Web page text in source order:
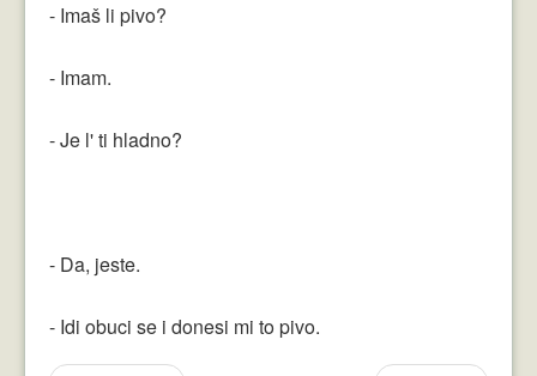
Vicevi Razni
Vicevi Dana
Najbolji Vicevi
- Imaš li pivo?
- Imam.
- Je l' ti hladno?
- Da, jeste.
- Idi obuci se i donesi mi to pivo.